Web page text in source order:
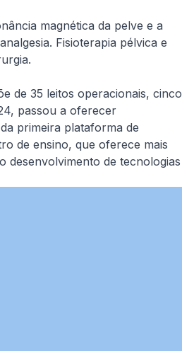
magnética da pelve e a
Fisioterapia pélvica e
de 35 leitos operacionais, cinco
passou a oferecer
primeira plataforma de
de ensino, que oferece mais
desenvolvimento de tecnologias